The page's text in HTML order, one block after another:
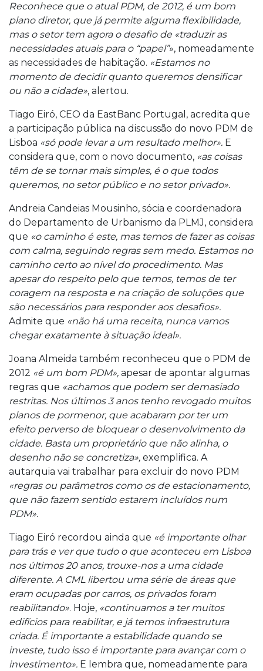
Reconhece que o atual PDM, de 2012, é um bom
plano diretor, que já permite alguma flexibilidade,
mas o setor tem agora o desafio de «traduzir as
necessidades atuais para o “papel”», nomeadamente
as necessidades de habitação. «Estamos no
momento de decidir quanto queremos densificar
ou não a cidade», alertou.
Tiago Eiró, CEO da EastBanc Portugal, acredita que
a participação pública na discussão do novo PDM de
Lisboa «só pode levar a um resultado melhor». E
considera que, com o novo documento, «as coisas
têm de se tornar mais simples, é o que todos
queremos, no setor público e no setor privado».
Andreia Candeias Mousinho, sócia e coordenadora
do Departamento de Urbanismo da PLMJ, considera
que «o caminho é este, mas temos de fazer as coisas
com calma, seguindo regras sem medo. Estamos no
caminho certo ao nível do procedimento. Mas
apesar do respeito pelo que temos, temos de ter
coragem na resposta e na criação de soluções que
são necessários para responder aos desafios».
Admite que «não há uma receita, nunca vamos
chegar exatamente à situação ideal».
Joana Almeida também reconheceu que o PDM de
2012 «é um bom PDM», apesar de apontar algumas
regras que «achamos que podem ser demasiado
restritas. Nos últimos 3 anos tenho revogado muitos
planos de pormenor, que acabaram por ter um
efeito perverso de bloquear o desenvolvimento da
cidade. Basta um proprietário que não alinha, o
desenho não se concretiza», exemplifica. A
autarquia vai trabalhar para excluir do novo PDM
«regras ou parâmetros como os de estacionamento,
que não fazem sentido estarem incluídos num
PDM».
Tiago Eiró recordou ainda que «é importante olhar
para trás e ver que tudo o que aconteceu em Lisboa
nos últimos 20 anos, trouxe-nos a uma cidade
diferente. A CML libertou uma série de áreas que
eram ocupadas por carros, os privados foram
reabilitando». Hoje, «continuamos a ter muitos
edifícios para reabilitar, e já temos infraestrutura
criada. É importante a estabilidade quando se
investe, tudo isso é importante para avançar com o
investimento». E lembra que, nomeadamente para